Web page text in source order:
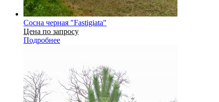
Сосна черная "Fastigiata"
Цена по запросу
Подробнее